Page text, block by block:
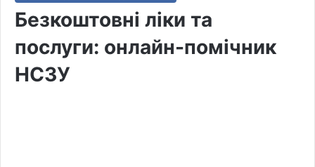
Безкоштовні ліки та
послуги: онлайн-помічник
НСЗУ